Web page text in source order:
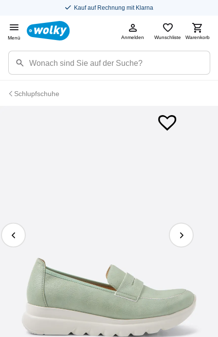
Kauf auf Rechnung mit Klarna
Menü Anmelden Wunschliste Warenkorb
Schlupfschuhe